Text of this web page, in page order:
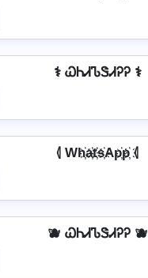
⚕️ ᏇᏂᏗᏖᏕᏗᎮᎮ ⚕️
⦉ Wh҉a҉t҉s҉Ap҉p҉ ⦉
🫐 ᏇᏂᏗᏖᏕᏗᎮᎮ 🫐